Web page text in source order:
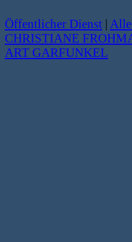
Öffentlicher Dienst |
CHRISTIANE
ART GARFUNKEL